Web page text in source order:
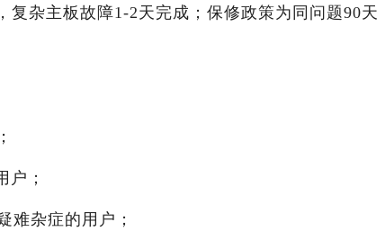
杂主板故障1-2天完成；保修政策为同问题90天
；
难杂症的用户；